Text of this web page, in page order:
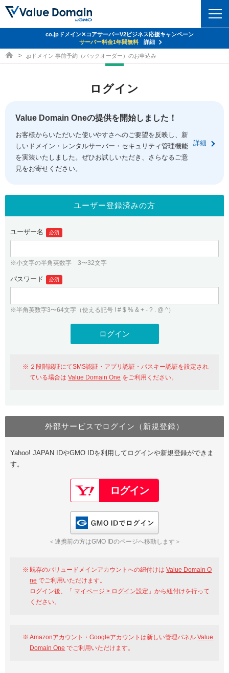
ドメイントップ
ドメイン移管
ドメイン価格一覧
ドメイン一括検索
.jpドメインオークション
gTLDオークション NEW!
.jpドメインバックオーダー
プレミアムドメイン
人気ドメインの種類
WHOIS検索
コアサーバー
バリューサーバー
XREA
セキュリティトップ
Value Domain ネットde診断
SSL証明書
サービストップ
お得意様割引
紹介制度
バリュードメインAPI
ドメイン・ホスティングOEM
facebook
ログイン
従来のバリュードメインをご利用希望の方
Value Domainにログイン
おすすめ One レンタルサーバーを含む最新の機能を使う方
Value Domain Oneにログイン
Google
GMO ID Amazon
※AmazonはValue Domain Oneのログイン画面へ遷移します
ユーザー登録
Value Domain Oneアカウント作成
以下でも登録可能
Google Yahoo!
GMO ID
Value Domain 24周年キャンペーン
24%OFF クーポンGET＆その他特典あり！
co.jpドメイン✕コアサーバーV2ビジネス応援キャンペーン
サーバー料金1年間無料
詳細
ドメイン取得ならバリュードメイン
.jpドメイン 事前予約（バックオーダー）のお申込み
ログイン
Value Domain Oneの提供を開始しました！
お客様からいただいた使いやすさへのご要望を反映し、新
しいドメイン・レンタルサーバー・セキュリティ管理機能
を実装いたしました。ぜひお試しいただき、さらなるご意
見をお寄せください。
詳細
ユーザー登録済みの方
ユーザー名 必須
※小文字の半角英数字 3〜32文字
パスワード 必須
※半角英数字3〜64文字（使える記号 ! # $ % & + - ? . @ ^）
２段階認証にてSMS認証・アプリ認証・パスキー認証を設定され
ている場合はValue Domain One をご利用ください。
外部サービスでログイン（新規登録）
Yahoo! JAPAN IDやGMO IDを利用してログインや新規登録ができま
す。
＜連携前の方はGMO IDのページへ移動します＞
既存のバリュードメインアカウントへの紐付けはValue Domain O
ne でご利用いただけます。
ログイン後、「 マイページ > ログイン設定 」から紐付けを行って
ください。
Amazonアカウント・Googleアカウントは新しい管理パネルValue
Domain One でご利用いただけます。